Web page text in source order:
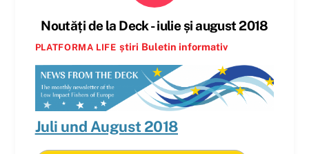
Noutăți de la Deck - iulie și august 2018
PLATFORMA LIFE știri Buletin informativ
Juli und August 2018